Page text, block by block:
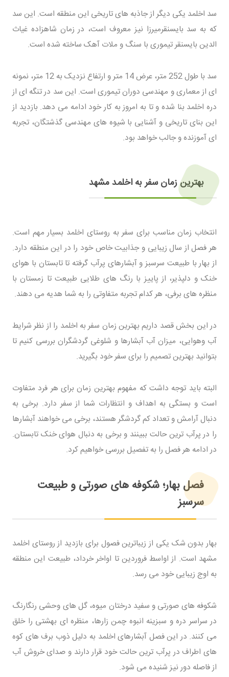
سد اخلمد یکی دیگر از جاذبه های تاریخی این منطقه است. این سد
که به سد بایسنقرمیرزا نیز معروف است، در زمان شاهزاده غیاث
الدین بایسنقر تیموری با سنگ و ملات آهک ساخته شده است.
سد با طول 252 متر، عرض 14 متر و ارتفاع نزدیک به 12 متر، نمونه
ای از معماری و مهندسی دوران تیموری است. این سد در تنگه ای از
دره اخلمد بنا شده و تا به امروز به کار خود ادامه می دهد. بازدید از
این بنای تاریخی و آشنایی با شیوه های مهندسی گذشتگان، تجربه
ای آموزنده و جالب خواهد بود.
بهترین زمان سفر به اخلمد مشهد
انتخاب زمان مناسب برای سفر به روستای اخلمد بسیار مهم است.
هر فصل از سال زیبایی و جذابیت خاص خود را در این منطقه دارد.
از بهار با طبیعت سرسبز و آبشارهای پرآب گرفته تا تابستان با هوای
خنک و دلپذیر، از پاییز با رنگ های طلایی طبیعت تا زمستان با
منظره های برفی، هر کدام تجربه متفاوتی را به شما هدیه می دهند.
در این بخش قصد داریم بهترین زمان سفر به اخلمد را از نظر شرایط
آب وهوایی، میزان آب آبشارها و شلوغی گردشگران بررسی کنیم تا
بتوانید بهترین تصمیم را برای سفر خود بگیرید.
البته باید توجه داشت که مفهوم بهترین زمان برای هر فرد متفاوت
است و بستگی به اهداف و انتظارات شما از سفر دارد. برخی به
دنبال آرامش و تعداد کم گردشگر هستند، برخی می خواهند آبشارها
را در پرآب ترین حالت ببینند و برخی به دنبال هوای خنک تابستان.
در ادامه هر فصل را به تفصیل بررسی خواهیم کرد.
فصل بهار؛ شکوفه های صورتی و طبیعت
سرسبز
بهار بدون شک یکی از زیباترین فصول برای بازدید از روستای اخلمد
مشهد است. از اواسط فروردین تا اواخر خرداد، طبیعت این منطقه
به اوج زیبایی خود می رسد.
شکوفه های صورتی و سفید درختان میوه، گل های وحشی رنگارنگ
در سراسر دره و سبزینه انبوه چمن زارها، منظره ای بهشتی را خلق
می کنند. در این فصل آبشارهای اخلمد به دلیل ذوب برف های کوه
های اطراف در پرآب ترین حالت خود قرار دارند و صدای خروش آب
از فاصله دور نیز شنیده می شود.